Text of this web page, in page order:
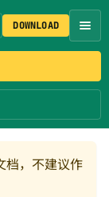
DOWNLOAD
档，不建议作